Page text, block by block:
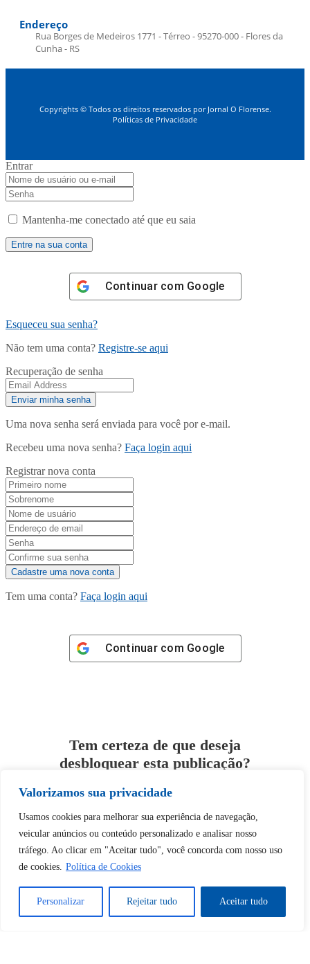
Valorizamos sua privacidade
Usamos cookies para melhorar sua experiência de navegação,
veicular anúncios ou conteúdo personalizado e analisar nosso
tráfego. Ao clicar em "Aceitar tudo", você concorda com nosso uso
de cookies. Política de Cookies
Personalizar Rejeitar tudo Aceitar tudo
Endereço
Rua Borges de Medeiros 1771 - Térreo - 95270-000 - Flores da
Cunha - RS
Copyrights © Todos os direitos reservados por Jornal O Florense.
Políticas de Privacidade
Entrar
Mantenha-me conectado até que eu saia
Continuar com Google
Esqueceu sua senha?
Não tem uma conta? Registre-se aqui
Recuperação de senha
Uma nova senha será enviada para você por e-mail.
Recebeu uma nova senha? Faça login aqui
Registrar nova conta
Tem uma conta? Faça login aqui
Continuar com Google
Tem certeza de que deseja
desbloquear esta publicação?